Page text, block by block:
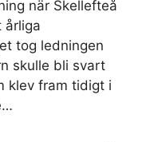
när Skellefteå
årliga
tog ledningen
skulle bli svart
klev fram tidigt i